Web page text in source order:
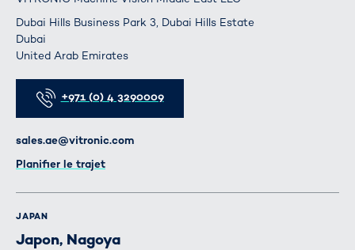
Dubai Hills Business Park 3, Dubai Hills Estate
Dubai
United Arab Emirates
Téléphone
+971 (0) 4 3290009
E-mail
sales.ae@vitronic.com
Itinéraire
Planifier le trajet
JAPAN
Japon, Nagoya